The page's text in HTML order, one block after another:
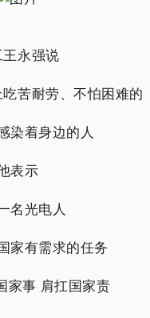
永强说
苦耐劳、不怕困难的
染着身边的人
表示
名光电人
家有需求的任务
家事 肩扛国家责